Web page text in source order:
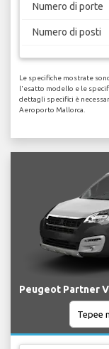
Numero di porte
Numero di posti
Le specifiche mostrate
l'esatto modello e le
dettagli specifici è
Aeroporto Mallorca.
Peugeot Partner